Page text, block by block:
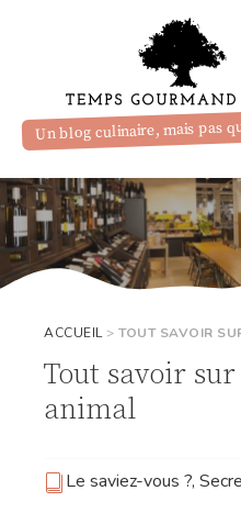
Un blog culinaire, mais pas
ACCUEIL> TOUT SAVOIR
Tout savoir
animal
Le saviez-vous ?,